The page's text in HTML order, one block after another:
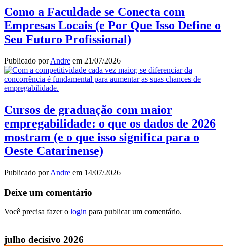
Como a Faculdade se Conecta com
Empresas Locais (e Por Que Isso Define o
Seu Futuro Profissional)
Publicado porAndre em 21/07/2026
Cursos de graduação com maior
empregabilidade: o que os dados de 2026
mostram (e o que isso significa para o
Oeste Catarinense)
Publicado porAndre em 14/07/2026
Deixe um comentário
Você precisa fazer o login para publicar um comentário.
julho decisivo 2026